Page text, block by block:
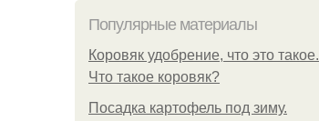
Популярные материалы
Коровяк удобрение, что это такое.
Что такое коровяк?
Посадка картофель под зиму.